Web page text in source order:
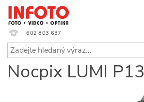
602 803 637
Nocpix LUMI P13